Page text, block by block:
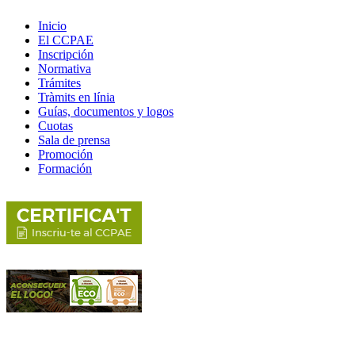
Inicio
El CCPAE
Inscripción
Normativa
Trámites
Tràmits en línia
Guías, documentos y logos
Cuotas
Sala de prensa
Promoción
Formación